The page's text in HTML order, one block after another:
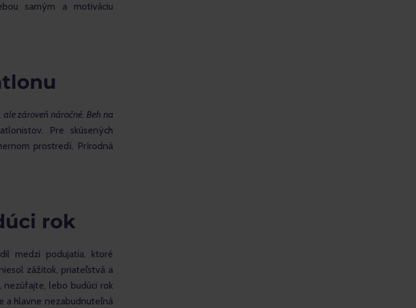
samým a motiváciu
ale zároveň náročné. Beh na
Pre skúsených
prostredí. Prírodná
rok
medzi podujatia, ktoré
zážitok, priateľstvá a
nezúfajte, lebo budúci rok
a hlavne nezabudnuteľná